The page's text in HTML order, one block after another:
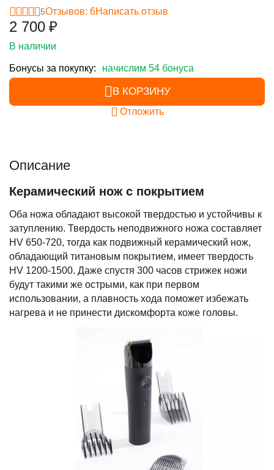
5Отзывов: 6Написать отзыв
2 700 ₽
В наличии
Бонусы за покупку: начислим 54 бонуса
В КОРЗИНУ
Отложить
Описание
Керамический нож с покрытием
Оба ножа обладают высокой твердостью и устойчивы к
затуплению. Твердость неподвижного ножа составляет
HV 650-720, тогда как подвижный керамический нож,
обладающий титановым покрытием, имеет твердость
HV 1200-1500. Даже спустя 300 часов стрижек ножи
будут такими же острыми, как при первом
использовании, а плавность хода поможет избежать
нагрева и не принести дискомфорта коже головы.